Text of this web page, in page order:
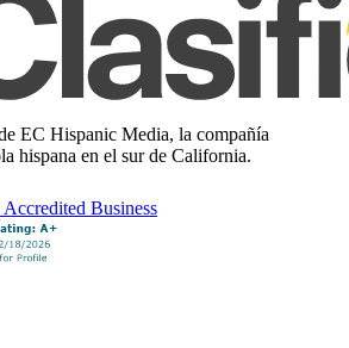
EC Hispanic Media, la compañía
hispana en el sur de California.
Business